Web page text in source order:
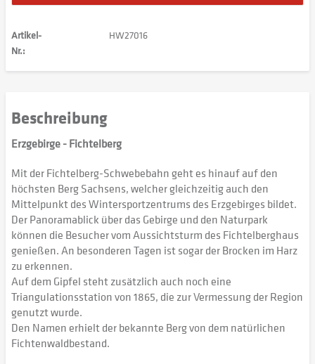
Artikel-
Nr.:
HW27016
Beschreibung
Erzgebirge - Fichtelberg
Mit der Fichtelberg-Schwebebahn geht es hinauf auf den
höchsten Berg Sachsens, welcher gleichzeitig auch den
Mittelpunkt des Wintersportzentrums des Erzgebirges bildet.
Der Panoramablick über das Gebirge und den Naturpark
können die Besucher vom Aussichtsturm des Fichtelberghaus
genießen. An besonderen Tagen ist sogar der Brocken im Harz
zu erkennen.
Auf dem Gipfel steht zusätzlich auch noch eine
Triangulationsstation von 1865, die zur Vermessung der Region
genutzt wurde.
Den Namen erhielt der bekannte Berg von dem natürlichen
Fichtenwaldbestand.